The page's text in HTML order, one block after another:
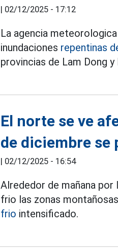
| 02/12/2025 - 17:12
La agencia
inundaciones repentinas
provincias de Lam Dong y
El norte se ve
de diciembre se
| 02/12/2025 - 16:54
Alrededor de mañana
frio las zonas
frio intensificado.